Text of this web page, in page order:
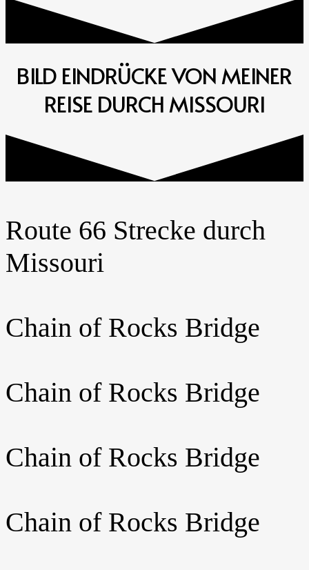
BILD EINDRÜCKE VON MEINER
REISE DURCH MISSOURI
Route 66 Strecke durch
Missouri
Chain of Rocks Bridge
Chain of Rocks Bridge
Chain of Rocks Bridge
Chain of Rocks Bridge